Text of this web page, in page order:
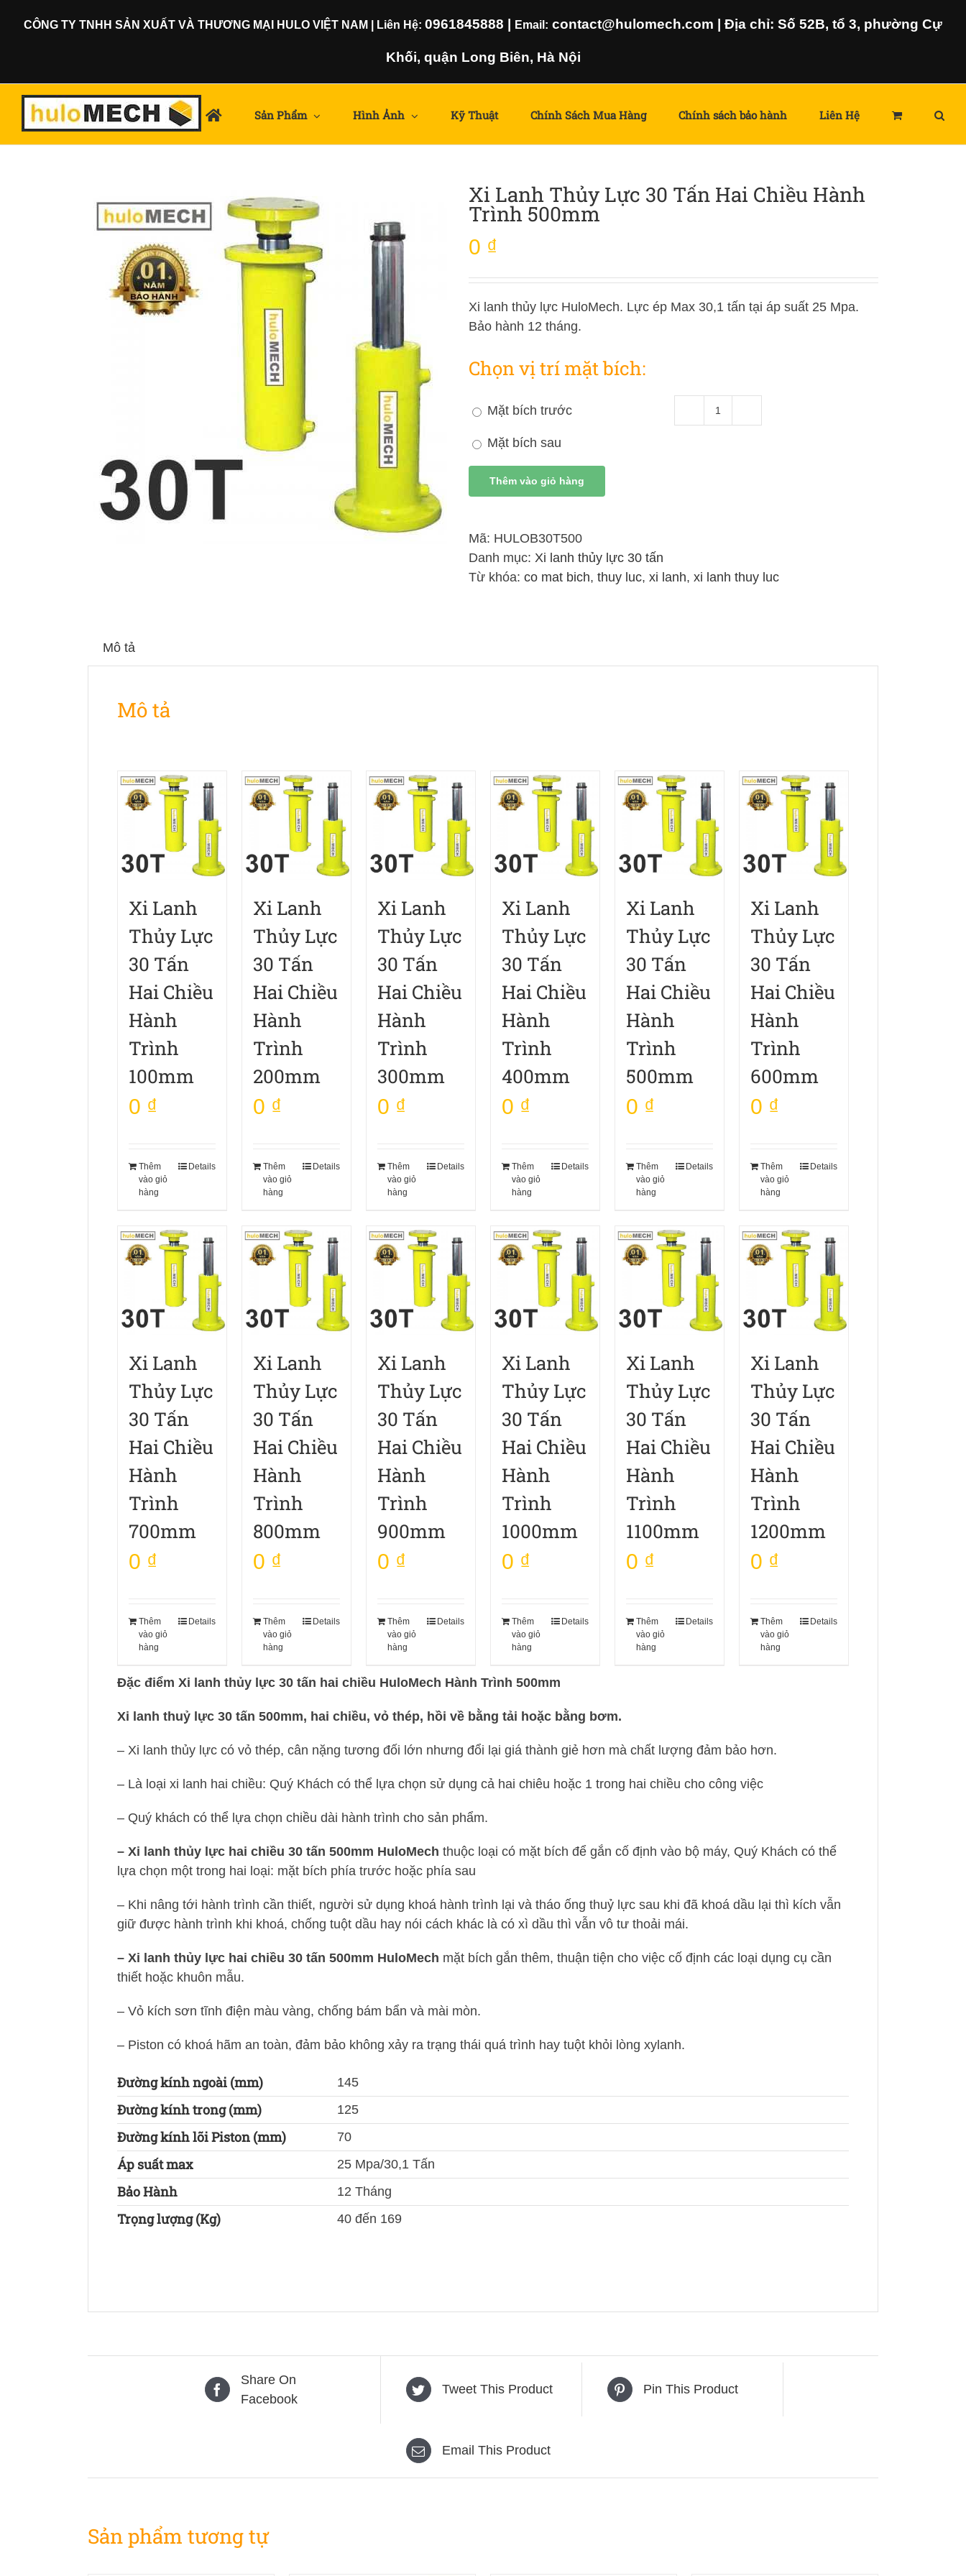
CÔNG TY TNHH SẢN XUẤT VÀ THƯƠNG MẠI HULO VIỆT NAM | Liên Hệ: 0961845888 Email: contact@hulomech.com | Địa chỉ: Số 52B, tổ 3, phường Cự
Khối, quận Long Biên, Hà Nội
Sản Phẩm Hình Ảnh Kỹ Thuật Chính Sách Mua Hàng Chính sách bảo hành Liên Hệ
Xi Lanh Thủy Lực 30 Tấn Hai Chiều Hành
Trình 500mm
0 ₫
Xi lanh thủy lực HuloMech. Lực ép Max 30,1 tấn tại áp suất 25 Mpa.
Bảo hành 12 tháng.
Chọn vị trí mặt bích:
Mặt bích trước
Mặt bích sau
Xi
Hành
Thêm vào giỏ hàng
Mã: HULOB30T500
Danh mục: Xi lanh thủy lực 30 tấn
Từ khóa: co mat bich, thuy luc, xi lanh, xi lanh thuy luc
Mô tả
Mô tả
Xi Lanh
Thủy Lực
30 Tấn
Hai Chiều
Hành
Trình
100mm
0 ₫
Thêm
vào giỏ
hàng
Details
Xi Lanh
Thủy Lực
30 Tấn
Hai Chiều
Hành
Trình
200mm
0 ₫
Thêm
vào giỏ
hàng
Details
Xi Lanh
Thủy Lực
30 Tấn
Hai Chiều
Hành
Trình
300mm
0 ₫
Thêm
vào giỏ
hàng
Details
Xi Lanh
Thủy Lực
30 Tấn
Hai Chiều
Hành
Trình
400mm
0 ₫
Thêm
vào giỏ
hàng
Details
Xi Lanh
Thủy Lực
30 Tấn
Hai Chiều
Hành
Trình
500mm
0 ₫
Thêm
vào giỏ
hàng
Details
Xi Lanh
Thủy Lực
30 Tấn
Hai Chiều
Hành
Trình
600mm
0 ₫
Thêm
vào giỏ
hàng
Details
Xi Lanh
Thủy Lực
30 Tấn
Hai Chiều
Hành
Trình
700mm
0 ₫
Thêm
vào giỏ
hàng
Details
Xi Lanh
Thủy Lực
30 Tấn
Hai Chiều
Hành
Trình
800mm
0 ₫
Thêm
vào giỏ
hàng
Details
Xi Lanh
Thủy Lực
30 Tấn
Hai Chiều
Hành
Trình
900mm
0 ₫
Thêm
vào giỏ
hàng
Details
Xi Lanh
Thủy Lực
30 Tấn
Hai Chiều
Hành
Trình
1000mm
0 ₫
Thêm
vào giỏ
hàng
Details
Xi Lanh
Thủy Lực
30 Tấn
Hai Chiều
Hành
Trình
1100mm
0 ₫
Thêm
vào giỏ
hàng
Details
Xi Lanh
Thủy Lực
30 Tấn
Hai Chiều
Hành
Trình
1200mm
0 ₫
Thêm
vào giỏ
hàng
Details
Đặc điểm Xi lanh thủy lực 30 tấn hai chiều HuloMech Hành Trình 500mm
Xi lanh thuỷ lực 30 tấn 500mm, hai chiều, vỏ thép, hồi về bằng tải hoặc bằng bơm.
– Xi lanh thủy lực có vỏ thép, cân nặng tương đối lớn nhưng đổi lại giá thành giẻ hơn mà chất lượng đảm bảo hơn.
– Là loại xi lanh hai chiều: Quý Khách có thể lựa chọn sử dụng cả hai chiêu hoặc 1 trong hai chiều cho công việc
– Quý khách có thể lựa chọn chiều dài hành trình cho sản phẩm.
– Xi lanh thủy lực hai chiều 30 tấn 500mm HuloMech thuộc loại có mặt bích để gắn cố định vào bộ máy, Quý Khách có thể
lựa chọn một trong hai loại: mặt bích phía trước hoặc phía sau
– Khi nâng tới hành trình cần thiết, người sử dụng khoá hành trình lại và tháo ống thuỷ lực sau khi đã khoá dầu lại thì kích vẫn
giữ được hành trình khi khoá, chống tuột dầu hay nói cách khác là có xì dầu thì vẫn vô tư thoải mái.
– Xi lanh thủy lực hai chiều 30 tấn 500mm HuloMech mặt bích gắn thêm, thuận tiện cho việc cố định các loại dụng cụ cần
thiết hoặc khuôn mẫu.
– Vỏ kích sơn tĩnh điện màu vàng, chống bám bẩn và mài mòn.
– Piston có khoá hãm an toàn, đảm bảo không xảy ra trạng thái quá trình hay tuột khỏi lòng xylanh.
Đường kính ngoài (mm) 145
Đường kính trong (mm) 125
Đường kính lõi Piston (mm) 70
Áp suất max 25 Mpa/30,1 Tấn
Bảo Hành 12 Tháng
Trọng lượng (Kg) 40 đến 169
Share On
Facebook
Tweet This Product Pin This Product
Email This Product
Sản phẩm tương tự